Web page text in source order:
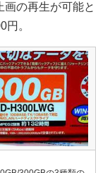
の再生が可能と
。